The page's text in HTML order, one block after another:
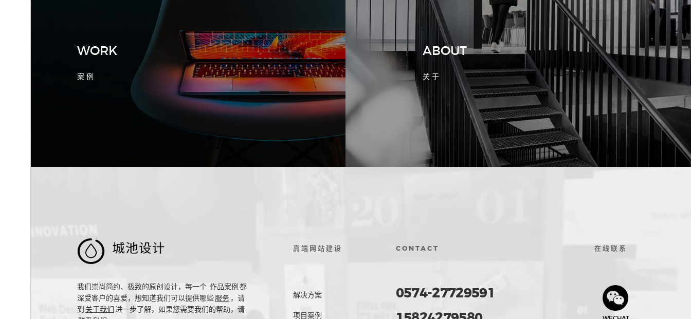
WORK
案 例
ABOUT
关 于

我们崇尚简约、极致的原创设计，每一个 作品案例 都
深受客户的喜爱，想知道我们可以提供哪些 服务 ，请
到 关于我们 进一步了解，如果您需要我们的帮助，请
高端网站建设
解决方案
项目案例
CONTACT
0574-27729591
在线联系